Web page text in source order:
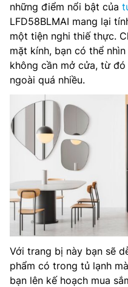
những điểm nổi bật của
LFD58BLMAI mang lại
một tiện nghi thiế thực.
mặt kính, bạn có thể
không cần mở cửa, từ
ngoài quá nhiều.
Với trang bị này bạn sẽ
phẩm có trong tủ lạnh
bạn lên kế hoạch mua